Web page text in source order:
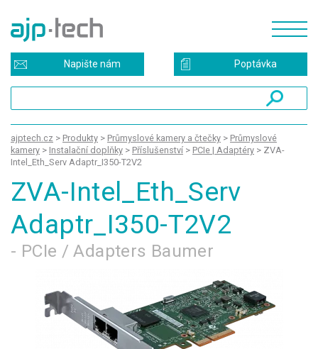
Poptávka
Napište nám
ajptech.cz > Produkty > Průmyslové kamery a čtečky > Průmyslové
kamery > Instalační doplňky > Příslušenství > PCIe | Adaptéry > ZVA-
Intel_Eth_Serv Adaptr_I350-T2V2
ZVA-Intel_Eth_Serv
Adaptr_I350-T2V2
- PCIe / Adapters Baumer